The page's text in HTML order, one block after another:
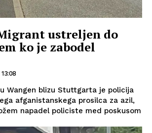
ustreljen do
ko je zabodel
Wangen blizu Stuttgarta je policija
afganistanskega prosilca za azil,
napadel policiste med poskusom